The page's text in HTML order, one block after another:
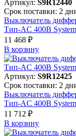
Артикул: S9R12440
Срок поставки: 2
Выключатель
Тип-AC 400В
11 468 ₽
В корзинy
Артикул: S9R12425
Срок поставки: 2
Выключатель
Тип-AC 400В
11 712 ₽
В корзинy